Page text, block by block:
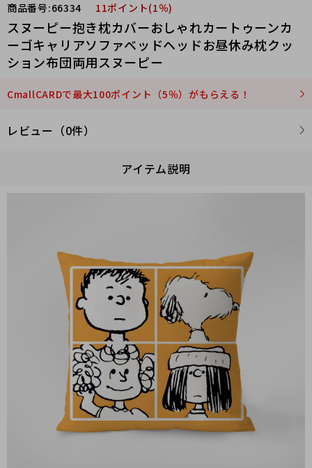
商品番号:66334 11ポイント(1％)
スヌーピー抱き枕カバーおしゃれカートゥーンカ
ーゴキャリアソファベッドヘッドお昼休み枕クッ
ション布団両用スヌーピー
CmallCARDで最大100ポイント（5％）がもらえる！
レビュー（0件）
アイテム説明